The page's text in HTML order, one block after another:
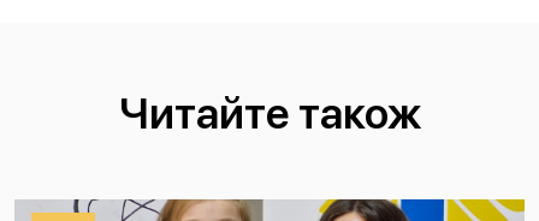
Читайте також